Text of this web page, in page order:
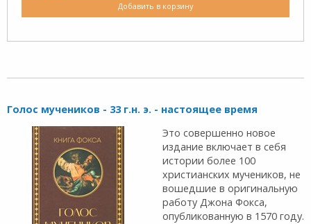
Добавить в корзину
Голос мучеников - 33 г.н. э. - настоящее время
Это совершенно новое
издание включает в себя
истории более 100
христианских мучеников, не
вошедшие в оригинальную
работу Джона Фокса,
опубликованную в 1570 году.